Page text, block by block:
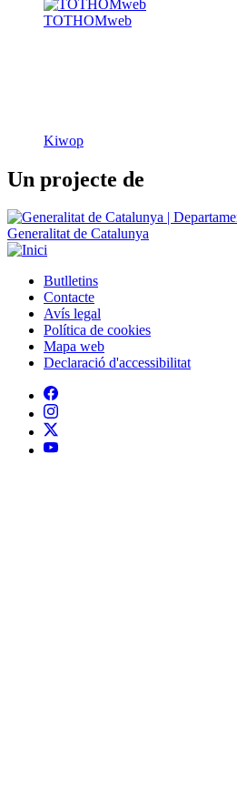
TOTHOMweb
Kiwop
Un projecte de
Generalitat de Catalunya
Peu
Butlletins
Contacte
Avís legal
Política de cookies
Mapa web
Declaració d'accessibilitat